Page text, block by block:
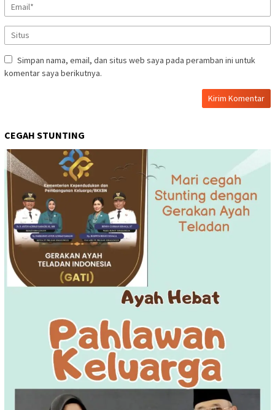
Simpan nama, email, dan situs web saya pada peramban ini untuk
komentar saya berikutnya.
CEGAH STUNTING